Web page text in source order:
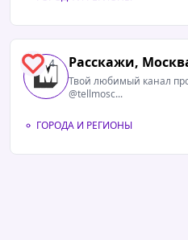
4 Расскажи,
Твой любимый канал
@tellmosc...
ГОРОДА И РЕГИОНЫ